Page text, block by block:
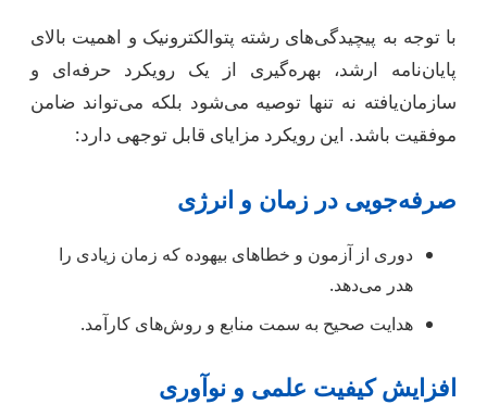
با توجه به پیچیدگی‌های رشته پتوالکترونیک و اهمیت بالای
پایان‌نامه ارشد، بهره‌گیری از یک رویکرد حرفه‌ای و
سازمان‌یافته نه تنها توصیه می‌شود بلکه می‌تواند ضامن
موفقیت باشد. این رویکرد مزایای قابل توجهی دارد:
صرفه‌جویی در زمان و انرژی
دوری از آزمون و خطاهای بیهوده که زمان زیادی را
هدر می‌دهد.
هدایت صحیح به سمت منابع و روش‌های کارآمد.
افزایش کیفیت علمی و نوآوری